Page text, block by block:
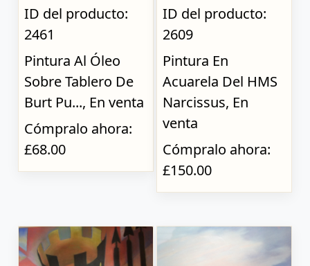
ID del producto:
2461
Pintura Al Óleo
Sobre Tablero De
Burt Pu..., En venta
Cómpralo ahora:
£68.00
ID del producto:
2609
Pintura En
Acuarela Del HMS
Narcissus, En
venta
Cómpralo ahora:
£150.00